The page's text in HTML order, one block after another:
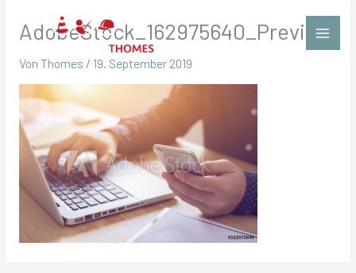
InhaltAdobeStock_162975640_Preview
Von Thomes / 19. September 2019